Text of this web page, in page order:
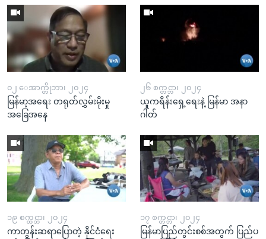
၀၂ ေအာက္တိုဘာ၊ ၂၀၂၄
မြန်မာ့အရေး တရုတ်လွှမ်းမိုးမှု
အခြေအနေ
၂၆ စက္တင္ဘာ၊ ၂၀၂၄
ယူကရိန်းရှေ့ရေးနဲ့ မြန်မာ အနာ
ဂါတ်
၁၉ စက္တင္ဘာ၊ ၂၀၂၄
ကာတွန်းဆရာပြောတဲ့ နိုင်ငံရေး
၁၇ စက္တင္ဘာ၊ ၂၀၂၄
မြန်မာပြည်တွင်းစစ်အတွက် ပြည်ပ